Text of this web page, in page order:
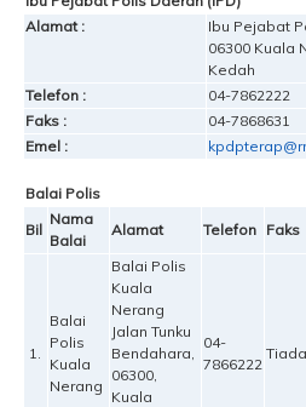
Alamat :
Ibu Pejabat
06300 Kuala
Kedah
Telefon :
04-7862222
Faks :
04-7868631
Emel :
Balai Polis
Bil
Nama
Balai
Alamat Telefon Faks
1.
Balai
Polis
Kuala
Nerang
Balai Polis
Kuala
Nerang
Jalan Tunku
Bendahara,
06300,
Kuala
04-
7866222
Tiada